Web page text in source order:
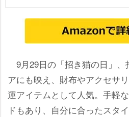
9月29日の「招き猫の日」、
アにも映え、財布やアクセサ
運アイテムとして人気。手軽
ドもあり、自分に合ったスタ